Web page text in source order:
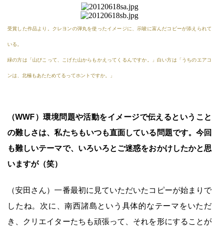
受賞した作品より。クレヨンの弾丸を使ったイメージに、示唆に富んだコピーが添えられて
いる。
緑の方は「山びこって、こげた山からもかえってくるんですか。」白い方は「うちのエアコ
ンは、北極もあたためてるってホントですか。」
（WWF）環境問題や活動をイメージで伝えるということ
の難しさは、私たちもいつも直面している問題です。今回
も難しいテーマで、いろいろとご迷惑をおかけしたかと思
いますが（笑）
（安田さん）一番最初に見ていただいたコピーが始まりで
したね。次に、南西諸島という具体的なテーマをいただ
き、クリエイターたちも頑張って、それを形にすることが